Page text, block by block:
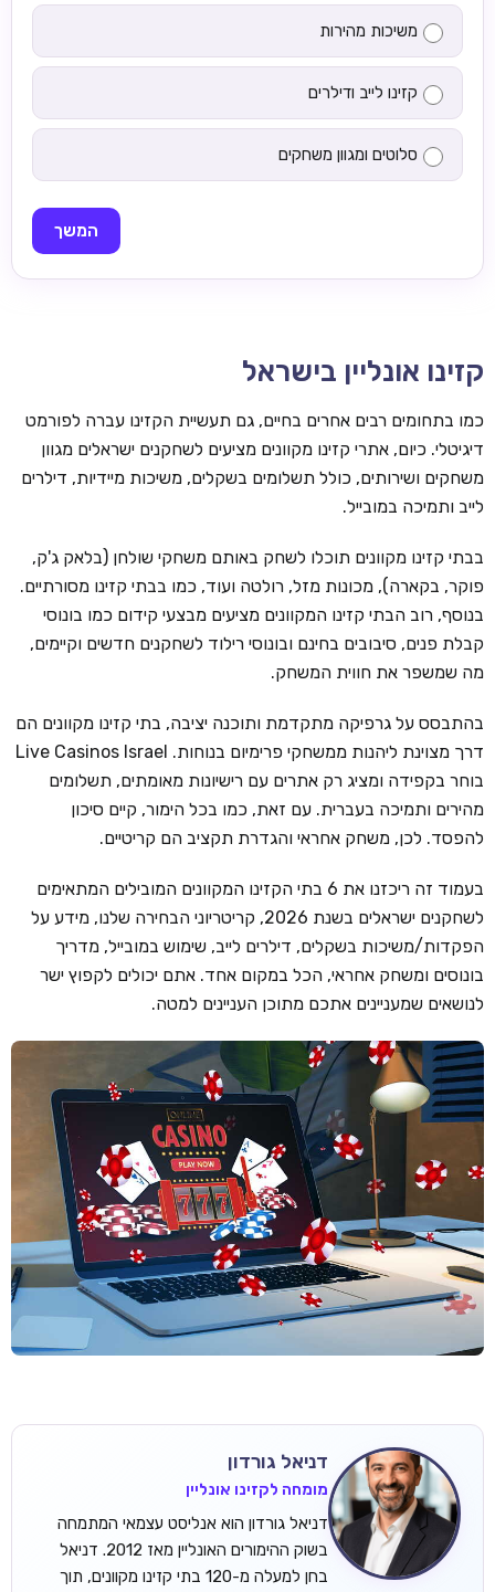
משיכות מהירות
קזינו לייב ודילרים
סלוטים ומגוון משחקים
המשך
קזינו אונליין בישראל
כמו בתחומים רבים אחרים בחיים, גם תעשיית הקזינו עברה לפורמט
דיגיטלי. כיום, אתרי קזינו מקוונים מציעים לשחקנים ישראלים מגוון
משחקים ושירותים, כולל תשלומים בשקלים, משיכות מיידיות, דילרים
לייב ותמיכה במובייל.
בבתי קזינו מקוונים תוכלו לשחק באותם משחקי שולחן (בלאק ג'ק,
פוקר, בקארה), מכונות מזל, רולטה ועוד, כמו בבתי קזינו מסורתיים.
בנוסף, רוב הבתי קזינו המקוונים מציעים מבצעי קידום כמו בונוסי
קבלת פנים, סיבובים בחינם ובונוסי רילוד לשחקנים חדשים וקיימים,
מה שמשפר את חווית המשחק.
בהתבסס על גרפיקה מתקדמת ותוכנה יציבה, בתי קזינו מקוונים הם
דרך מצוינת ליהנות ממשחקי פרימיום בנוחות. Live Casinos Israel
בוחר בקפידה ומציג רק אתרים עם רישיונות מאומתים, תשלומים
מהירים ותמיכה בעברית. עם זאת, כמו בכל הימור, קיים סיכון
להפסד. לכן, משחק אחראי והגדרת תקציב הם קריטיים.
בעמוד זה ריכזנו את 6 בתי הקזינו המקוונים המובילים המתאימים
לשחקנים ישראלים בשנת 2026, קריטריוני הבחירה שלנו, מידע על
הפקדות/משיכות בשקלים, דילרים לייב, שימוש במובייל, מדריך
בונוסים ומשחק אחראי, הכל במקום אחד. אתם יכולים לקפוץ ישר
לנושאים שמעניינים אתכם מתוכן העניינים למטה.
דניאל גורדון
מומחה לקזינו אונליין
דניאל גורדון הוא אנליסט עצמאי המתמחה
בשוק ההימורים האונליין מאז 2012. דניאל
בחן למעלה מ-120 בתי קזינו מקוונים, תוך